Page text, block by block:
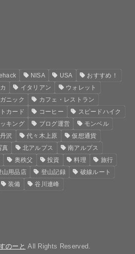
NISA USA
おすすめ！
イタリアン
ウォレット
ニック
カフェ・レストラン
カード コーヒー
スピードハイク
キング ブログ運営
モンベル
丹沢 代々木上原
仮想通貨
真 北アルプス
南アルプス
奥秩父 投資 料理
旅行
山用品店 登山記録
破線ルート
装備 谷川連峰
のーと All Rights Reserved.